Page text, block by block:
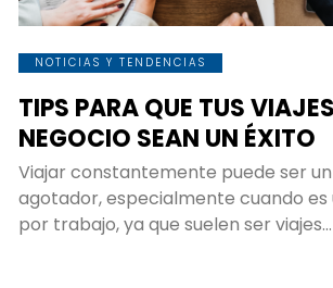
NOTICIAS Y TENDENCIAS
TIPS PARA QUE TUS
NEGOCIO SEAN UN ÉXITO
Viajar constantemente puede ser
agotador, especialmente cuando es
por trabajo, ya que suelen ser viajes…
imprevisto es
sentir
nosotros nos da
también a
quienes se